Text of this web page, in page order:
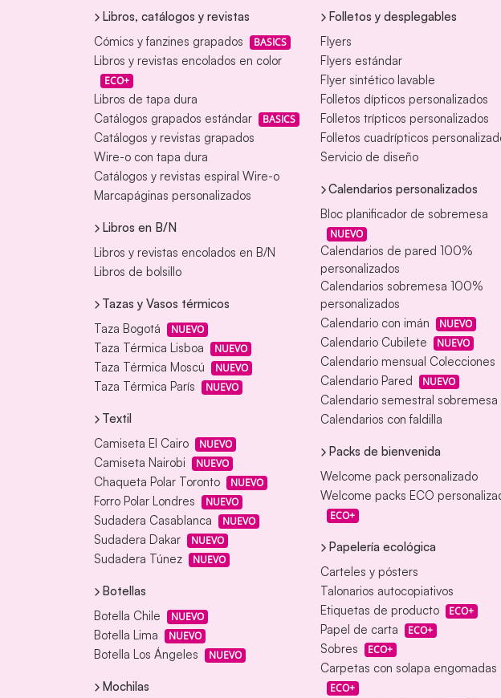
Libros, catálogos y revistas
Cómics y fanzines grapados
BASICS
Libros y revistas encolados en color
ECO+
Libros de tapa dura
Catálogos grapados estándar
BASICS
Catálogos y revistas grapados
Wire-o con tapa dura
Catálogos y revistas espiral Wire-o
Marcapáginas personalizados
Libros en B/N
Libros y revistas encolados en B/N
Libros de bolsillo
Tazas y Vasos térmicos
Taza Bogotá
NUEVO
Taza Térmica Lisboa NUEVO
Taza Térmica Moscú NUEVO
Taza Térmica París NUEVO
Textil
Camiseta El Cairo
NUEVO
Camiseta Nairobi NUEVO
Chaqueta Polar Toronto NUEVO
Forro Polar Londres NUEVO
Sudadera Casablanca NUEVO
Sudadera Dakar NUEVO
Sudadera Túnez NUEVO
Botellas
Botella Chile
NUEVO
Botella Lima NUEVO
Botella Los Ángeles NUEVO
Mochilas
Folletos y desplegables
Flyers
Flyers estándar
Flyer sintético lavable
Folletos dípticos personalizados
Folletos trípticos personalizados
Folletos cuadrípticos
Servicio de diseño
Calendarios personalizados
Bloc planificador de sobremesa
NUEVO
Calendarios de pared 100%
personalizados
Calendarios sobremesa 100%
personalizados
Calendario con imán
NUEVO
Calendario Cubilete NUEVO
Calendario mensual Colecciones
Calendario Pared
NUEVO
Calendario semestral sobremesa
Calendarios con faldilla
Packs de bienvenida
Welcome pack personalizado
Welcome packs ECO
ECO+
Papelería ecológica
Carteles y pósters
Talonarios autocopiativos
Etiquetas de producto
ECO+
Papel de carta ECO+
Sobres ECO+
Carpetas con solapa engomadas
ECO+